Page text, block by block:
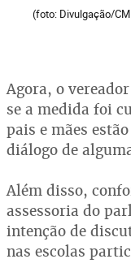
(foto: Divulgação/
Agora, o
se a medida foi
pais e mães
diálogo de
Além disso,
assessoria do
intenção de
nas escolas